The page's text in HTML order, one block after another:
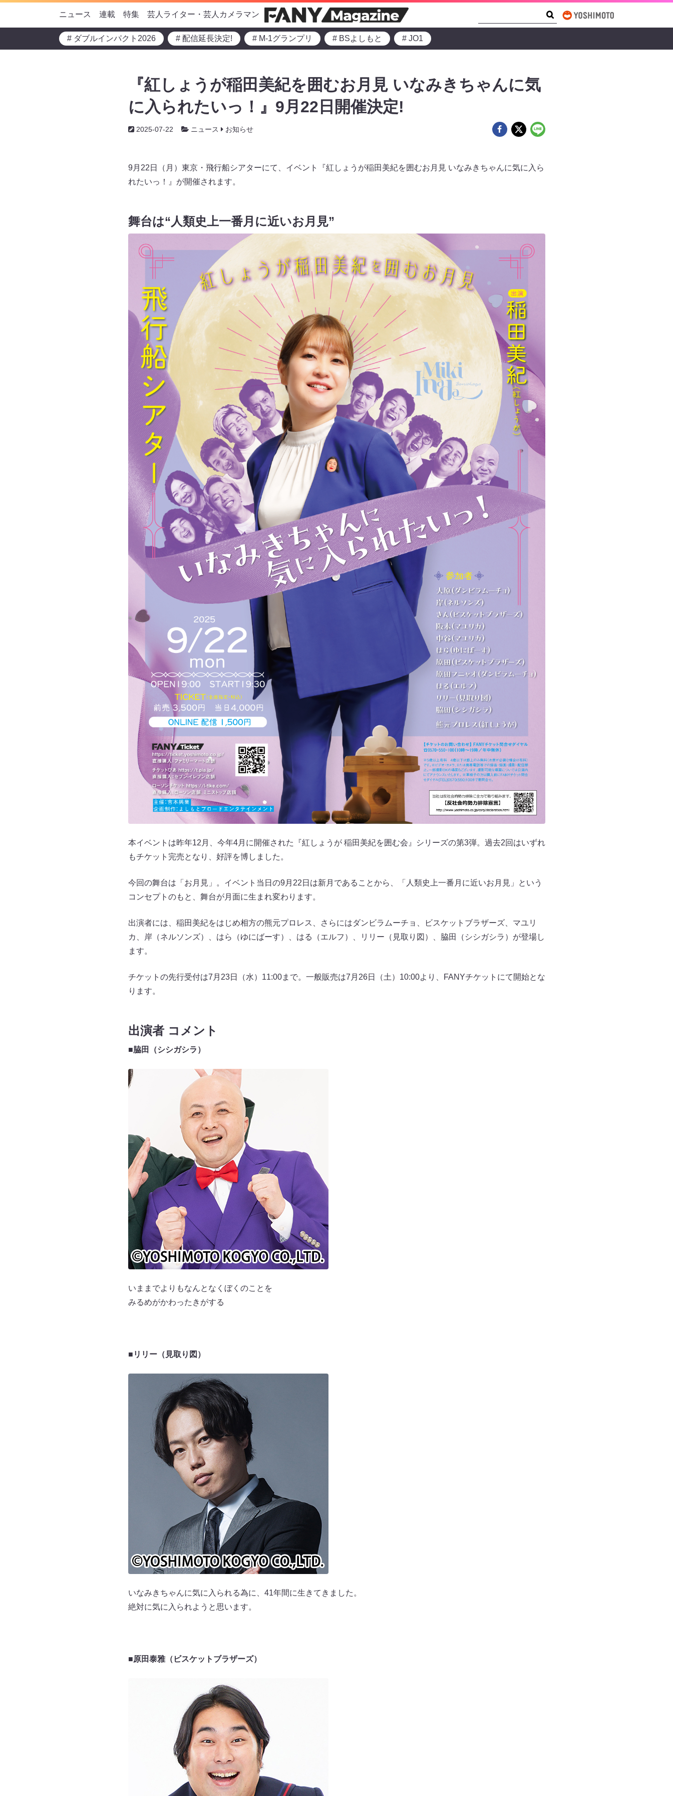
ニュース 連載 特集 芸人ライター・芸人カメラマン
# ダブルインパクト2026 # 配信延長決定! # M-1グランプリ # BSよしもと # JO1
『紅しょうが稲田美紀を囲むお月見 いなみきちゃんに気
に入られたいっ！』9月22日開催決定!
2025-07-22 ニュース お知らせ
9月22日（月）東京・飛行船シアターにて、イベント『紅しょうが稲田美紀を囲むお月見 いなみきちゃんに気に入ら
れたいっ！』が開催されます。
舞台は“人類史上一番月に近いお月見”
本イベントは昨年12月、今年4月に開催された『紅しょうが 稲田美紀を囲む会』シリーズの第3弾。過去2回はいずれ
もチケット完売となり、好評を博しました。
今回の舞台は「お月見」。イベント当日の9月22日は新月であることから、「人類史上一番月に近いお月見」という
コンセプトのもと、舞台が月面に生まれ変わります。
出演者には、稲田美紀をはじめ相方の熊元プロレス、さらにはダンビラムーチョ、ビスケットブラザーズ、マユリ
カ、岸（ネルソンズ）、はら（ゆにばーす）、はる（エルフ）、リリー（見取り図）、脇田（シシガシラ）が登場し
ます。
チケットの先行受付は7月23日（水）11:00まで。一般販売は7月26日（土）10:00より、FANYチケットにて開始とな
ります。
出演者 コメント
■脇田（シシガシラ）
いままでよりもなんとなくぼくのことを
みるめがかわったきがする
■リリー（見取り図）
いなみきちゃんに気に入られる為に、41年間に生きてきました。
絶対に気に入られようと思います。
■原田泰雅（ビスケットブラザーズ）